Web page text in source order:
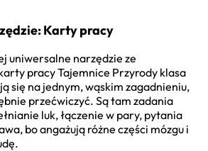
Karty pracy
uniwersalne narzędzie ze
pracy Tajemnice Przyrody klasa
się na jednym, wąskim zagadnieniu,
przećwiczyć. Są tam zadania
luk, łączenie w pary, pytania
bo angażują różne części mózgu i